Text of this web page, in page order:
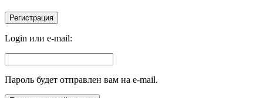
Login или e-mail:
Пароль будет отправлен вам на e-mail.